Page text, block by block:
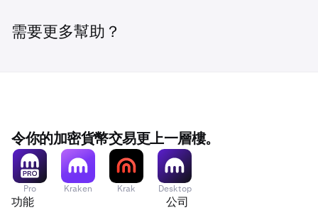
需要更多幫助？
令你的加密貨幣交易更上一層樓。
Pro Kraken Krak Desktop
功能 公司